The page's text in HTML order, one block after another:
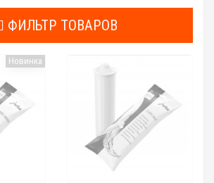
ФИЛЬТР ТОВАРОВ
Новинка